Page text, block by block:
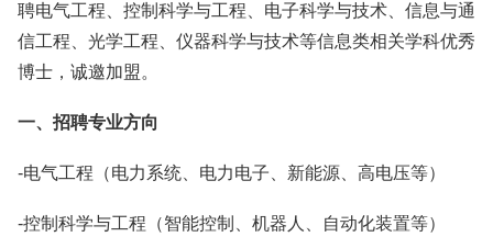
聘电气工程、控制科学与工程、电子科学与技术、信息与通
信工程、光学工程、仪器科学与技术等信息类相关学科优秀
博士，诚邀加盟。
一、招聘专业方向
-电气工程（电力系统、电力电子、新能源、高电压等）
-控制科学与工程（智能控制、机器人、自动化装置等）